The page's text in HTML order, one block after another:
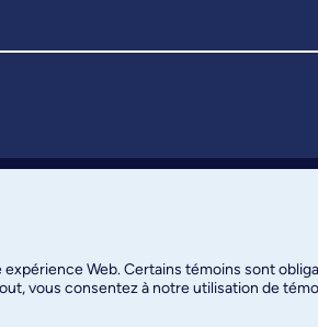
Web. Certains témoins sont
vous consentez à notre utilisation de